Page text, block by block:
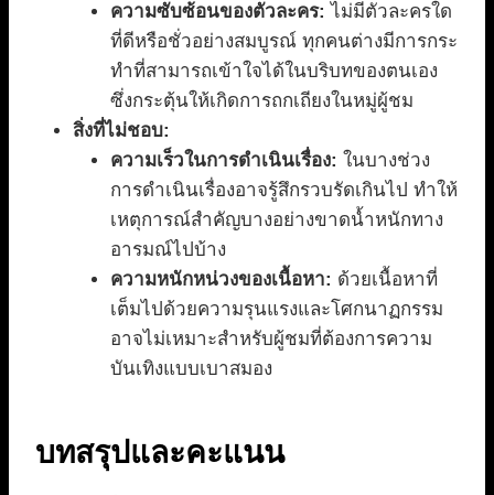
ความซับซ้อนของตัวละคร: ไม่มีตัวละครใด
ที่ดีหรือชั่วอย่างสมบูรณ์ ทุกคนต่างมีการกระ
ทำที่สามารถเข้าใจได้ในบริบทของตนเอง
ซึ่งกระตุ้นให้เกิดการถกเถียงในหมู่ผู้ชม
สิ่งที่ไม่ชอบ:
ความเร็วในการดำเนินเรื่อง: ในบางช่วง
การดำเนินเรื่องอาจรู้สึกรวบรัดเกินไป ทำให้
เหตุการณ์สำคัญบางอย่างขาดน้ำหนักทาง
อารมณ์ไปบ้าง
ความหนักหน่วงของเนื้อหา: ด้วยเนื้อหาที่
เต็มไปด้วยความรุนแรงและโศกนาฏกรรม
อาจไม่เหมาะสำหรับผู้ชมที่ต้องการความ
บันเทิงแบบเบาสมอง
บทสรุปและคะแนน